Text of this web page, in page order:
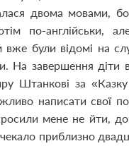
двома мовами,
по-англійськи,
вже були відомі на
На завершення діти
Штанкові за
написати свої
мене не йти,
приблизно